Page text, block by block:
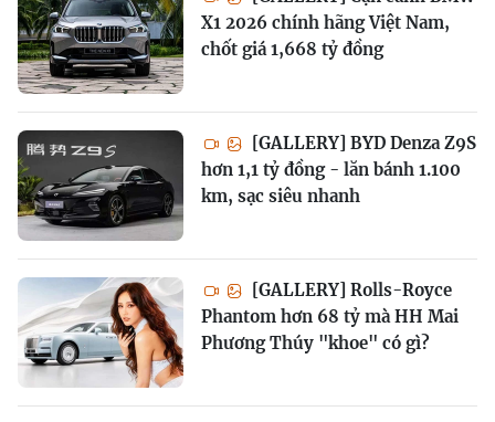
X1 2026 chính hãng Việt Nam,
chốt giá 1,668 tỷ đồng
[GALLERY] BYD Denza Z9S
hơn 1,1 tỷ đồng - lăn bánh 1.100
km, sạc siêu nhanh
[GALLERY] Rolls-Royce
Phantom hơn 68 tỷ mà HH Mai
Phương Thúy "khoe" có gì?